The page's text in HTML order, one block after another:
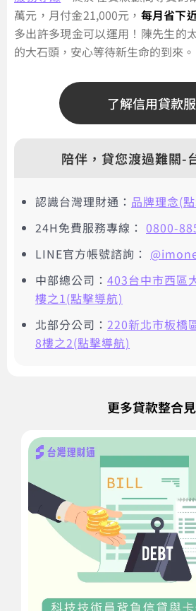
萬元，月付金21,000元， 每月省下
多出許多現金可以運用！陳先生的
的大石頭，安心等待新生命的到來。
了解信用貸款
陪伴，貸您渡過難關-
認識台灣理財通： 品牌理念(
24H免費服務專線： 0800-
LINE官方帳號諮詢：
中部總公司： 403台中市西區
樓之1(點擊導航)
北部分公司： 220新北市板橋
8樓之2(點擊導航)
更多貸款整合